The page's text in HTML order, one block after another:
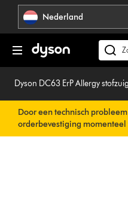
Navigatie
overslaan
Nederland
Zoek
op
Dyson DC63 ErP Allergy
Door een technisch
orderbevestiging
aan een snelle oplossing.U